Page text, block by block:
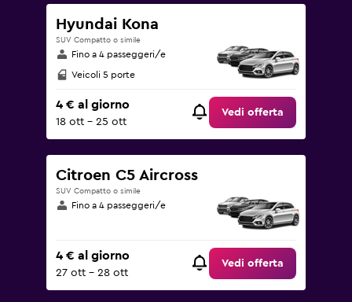
Hyundai Kona
SUV Compatto o simile
Fino a 4 passeggeri/e
Veicoli 5 porte
4 € al giorno
18 ott - 25 ott
Vedi offerta
Citroen C5 Aircross
SUV Compatto o simile
Fino a 4 passeggeri/e
4 € al giorno
27 ott - 28 ott
Vedi offerta